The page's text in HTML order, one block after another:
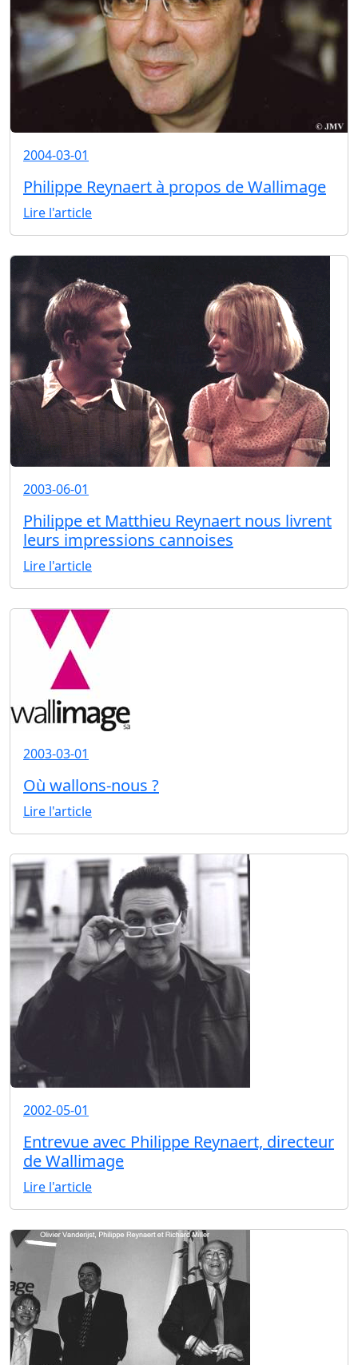
2004-03-01
Philippe Reynaert à propos de Wallimage
Lire l'article
2003-06-01
Philippe et Matthieu Reynaert nous livrent
leurs impressions cannoises
Lire l'article
2003-03-01
Où wallons-nous ?
Lire l'article
2002-05-01
Entrevue avec Philippe Reynaert, directeur
de Wallimage
Lire l'article